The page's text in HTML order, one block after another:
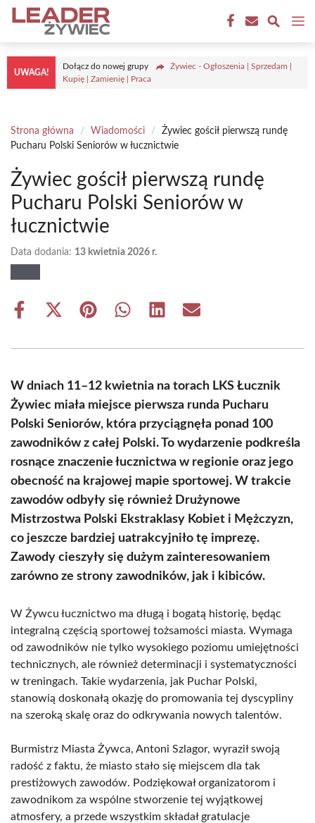
Przejdź
treści
UWAGA!
Dołącz do nowej grupy
Żywiec - Ogłoszenia | Sprzedam |
Kupię | Zamienię | Praca
Strona główna / Wiadomości /
Żywiec gościł pierwszą rundę
Pucharu Polski Seniorów w łucznictwie
Żywiec gościł pierwszą rundę
Pucharu Polski Seniorów w
łucznictwie
Data dodania: 13 kwietnia 2026 r.
Share
Share
(Twitter)
Share Share Share Share
W dniach 11–12 kwietnia na torach LKS Łucznik
Żywiec miała miejsce pierwsza runda Pucharu
Polski Seniorów, która przyciągnęła ponad 100
zawodników z całej Polski. To wydarzenie podkreśla
rosnące znaczenie łucznictwa w regionie oraz jego
obecność na krajowej mapie sportowej. W trakcie
zawodów odbyły się również Drużynowe
Mistrzostwa Polski Ekstraklasy Kobiet i Mężczyzn,
co jeszcze bardziej uatrakcyjniło tę imprezę.
Zawody cieszyły się dużym zainteresowaniem
zarówno ze strony zawodników, jak i kibiców.
W Żywcu łucznictwo ma długą i bogatą historię, będąc
integralną częścią sportowej tożsamości miasta. Wymaga
od zawodników nie tylko wysokiego poziomu umiejętności
technicznych, ale również determinacji i systematyczności
w treningach. Takie wydarzenia, jak Puchar Polski,
stanowią doskonałą okazję do promowania tej dyscypliny
na szeroką skalę oraz do odkrywania nowych talentów.
Burmistrz Miasta Żywca, Antoni Szlagor, wyraził swoją
radość z faktu, że miasto stało się miejscem dla tak
prestiżowych zawodów. Podziękował organizatorom i
zawodnikom za wspólne stworzenie tej wyjątkowej
atmosfery, a przede wszystkim składał gratulacje